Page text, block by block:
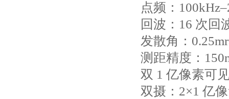
点频：
回波：16 次回
发散角：
测距精度：
双 1 亿像素可
双摄：2×1 亿